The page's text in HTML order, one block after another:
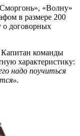
«Волну»
в размере 200
о договорных
Капитан команды
характеристику:
надо поучиться